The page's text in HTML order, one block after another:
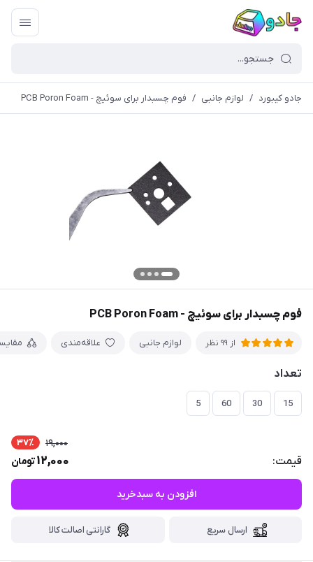
جادو کیبورد / لوازم جانبی / فوم چسبدار برای سوئیچ - PCB Poron Foam
فوم چسبدار برای سوئیچ - PCB Poron Foam
از 99 نظر لوازم جانبی علاقه‌مندی
تعداد
15
30
60
5
قیمت:
19,000 37٪
12,000تومان
افزودن به سبدخرید
ارسال سریع گارانتی اصالت کالا